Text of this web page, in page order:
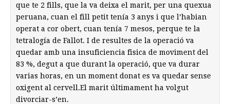
que te 2 fills, que la va deixa el marit, per una quexua
peruana, cuan el fill petit tenía 3 anys i que l’habian
operat a cor obert, cuan tenía 7 mesos, perque te la
tetralogía de Fallot. I de resultes de la operació va
quedar amb una insuficiencia fisica de moviment del
83 %, degut a que durant la operació, que va durar
varias horas, en un moment donat es va quedar sense
oxigent al cervell.El marit últimament ha volgut
divorciar-s’en.